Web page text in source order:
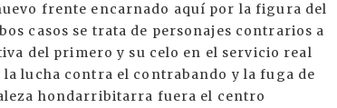
frente encarnado aquí por la figura del
casos se trata de personajes contrarios a
del primero y su celo en el servicio real
lucha contra el contrabando y la fuga de
hondarribitarra fuera el centro